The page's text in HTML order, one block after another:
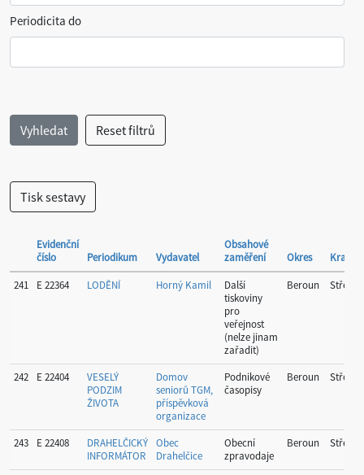
Periodicita do
Evidenční
číslo
Periodikum Vydavatel
Obsahové
zaměření
Okres
Kraj
241
E 22364 LODĚNÍ Horný Kamil
Další
tiskoviny
pro
veřejnost
(nelze jinam
zařadit)
Beroun
242 E 22404
VESELÝ
PODZIM
ŽIVOTA
Domov
seniorů TGM,
příspěvková
organizace
Podnikové
časopisy
Beroun
243 E 22408
DRAHELČICKÝ
INFORMÁTOR
Obec
Drahelčice
Obecní
zpravodaje
Beroun